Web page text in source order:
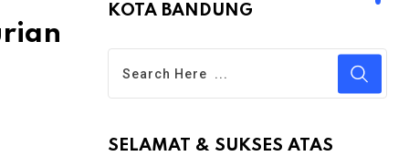
KOTA BANDUNG
SELAMAT & SUKSES ATAS